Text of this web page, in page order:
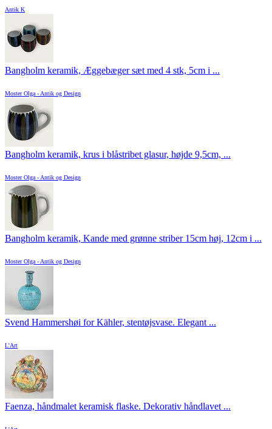
Antik K
Bangholm keramik, Æggebæger sæt med 4 stk, 5cm i ...
Moster Olga - Antik og Design
Bangholm keramik, krus i blåstribet glasur, højde 9,5cm, ...
Moster Olga - Antik og Design
Bangholm keramik, Kande med grønne striber 15cm høj, 12cm i ...
Moster Olga - Antik og Design
Svend Hammershøi for Kähler, stentøjsvase. Elegant ...
L'Art
Faenza, håndmalet keramisk flaske. Dekorativ håndlavet ...